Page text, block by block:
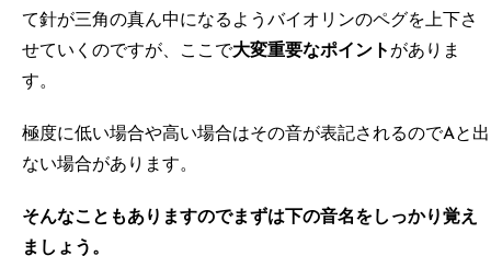
て針が三角の真ん中になるようバイオリンのペグを上下さ
せていくのですが、ここで大変重要なポイント がありま
す。
極度に低い場合や高い場合はその音が表記されるのでAと出
ない場合があります。
そんなこともありますのでまずは下の音名をしっかり覚え
ましょう。